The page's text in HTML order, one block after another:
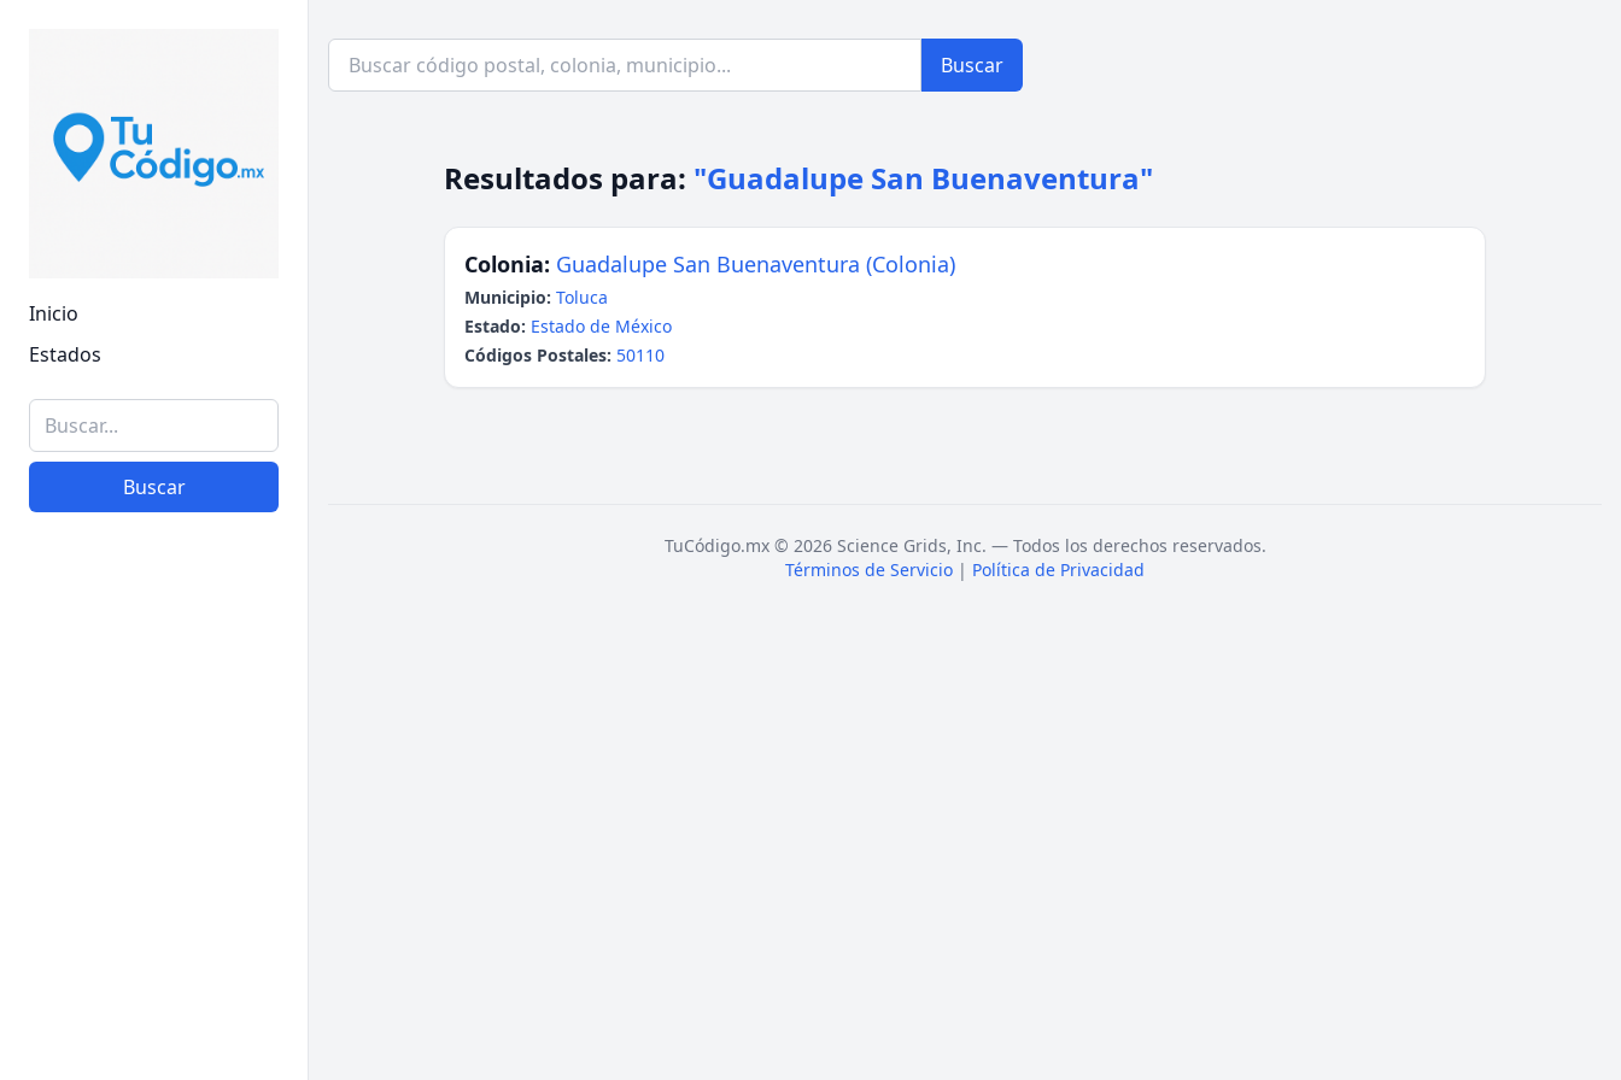
Inicio
Estados
Buscar
Buscar
Resultados para: "Guadalupe San Buenaventura"
Colonia: Guadalupe San Buenaventura (Colonia)
Municipio: Toluca
Estado: Estado de México
Códigos Postales: 50110
TuCódigo.mx © 2026 Science Grids, Inc. — Todos los derechos reservados.
Términos de Servicio | Política de Privacidad